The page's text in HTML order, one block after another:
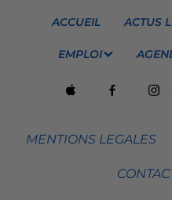
ACCUEIL ACTUS
EMPLOI
MENTIONS LEGALES